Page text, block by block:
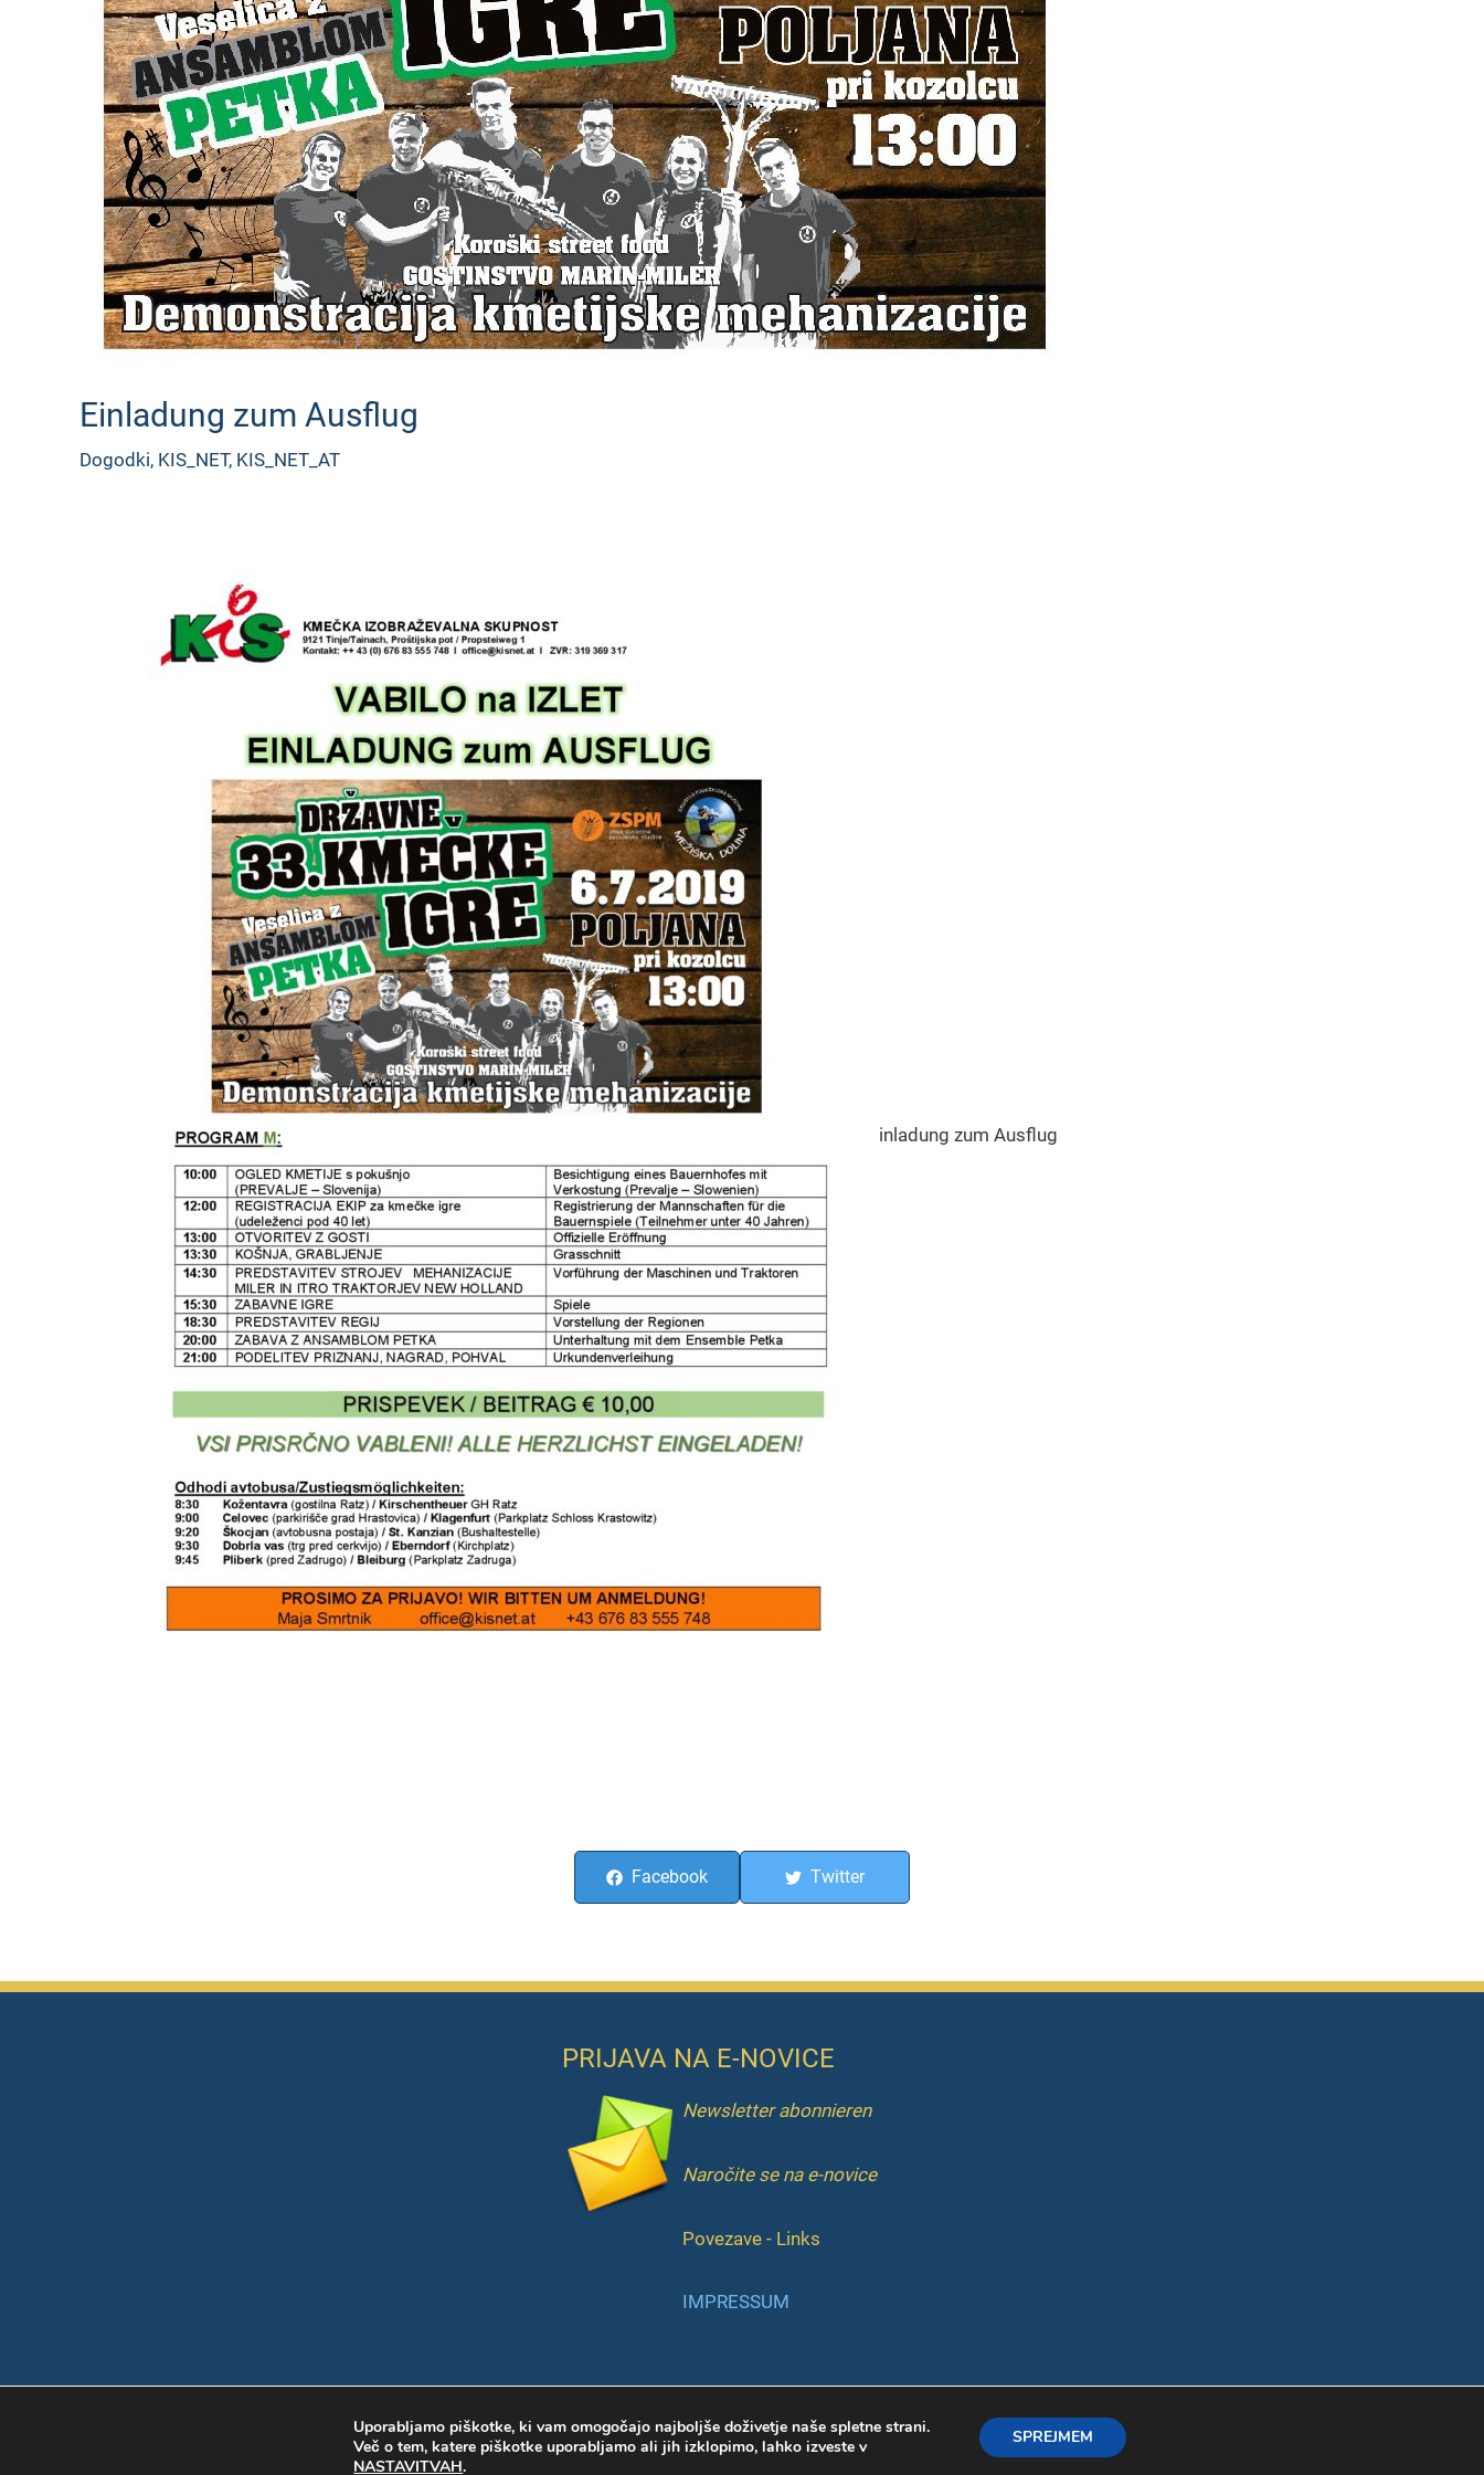
Einladung zum Ausflug
Dogodki, KIS_NET, KIS_NET_AT
inladung zum Ausflug
Facebook Twitter
PRIJAVA NA E-NOVICE
Newsletter abonnieren
Naročite se na e-novice
Povezave - Links
IMPRESSUM
Copyright © 2026 KIS | Web byMarcelino
Uporabljamo piškotke, ki vam omogočajo najboljše doživetje naše spletne strani.
Več o tem, katere piškotke uporabljamo ali jih izklopimo, lahko izveste v
NASTAVITVAH.
SPREJMEM